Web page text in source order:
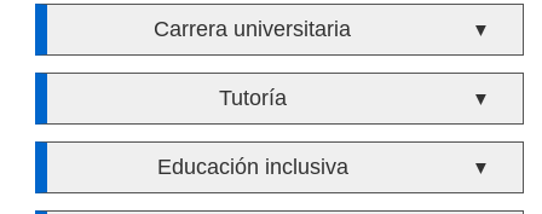
Carrera universitaria ▼
Tutoría ▼
Educación inclusiva ▼